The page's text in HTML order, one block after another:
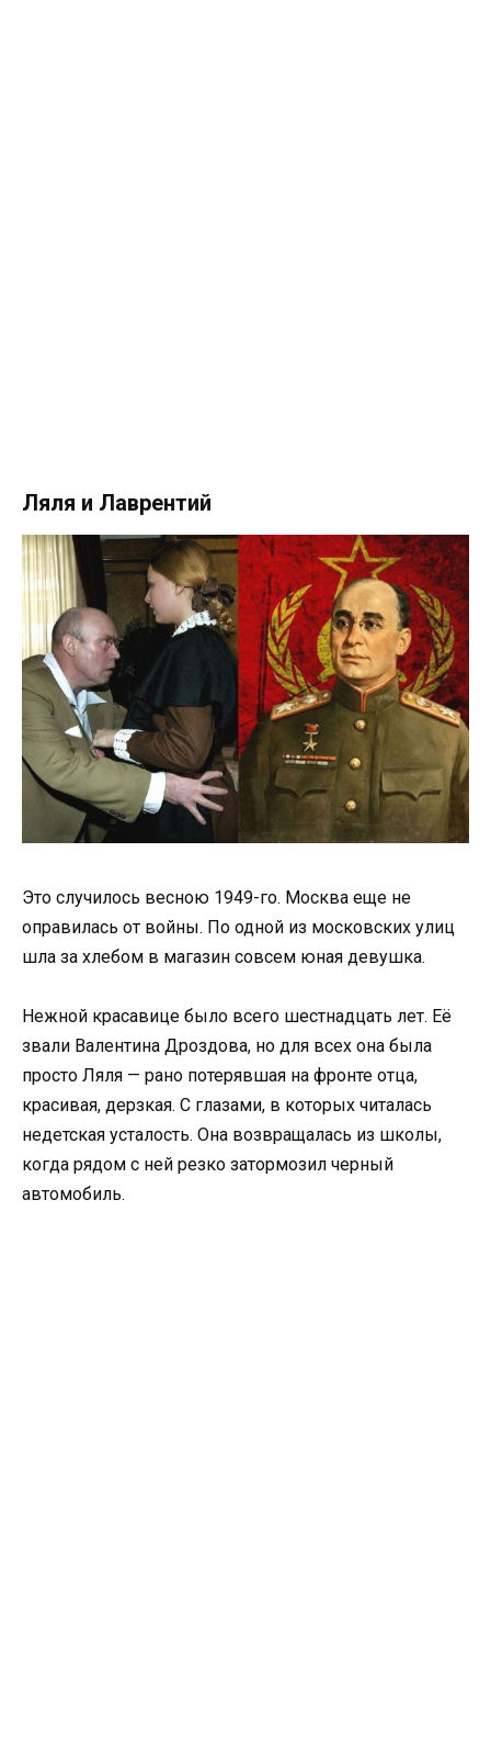
Ляля и Лаврентий
Это случилось весною 1949-го. Москва еще не
оправилась от войны. По одной из московских улиц
шла за хлебом в магазин совсем юная девушка.
Нежной красавице было всего шecтнадцать лет. Её
звали Валентина Дроздова, но для всех она была
просто Ляля — рано потерявшая на фронте отца,
красивая, дерзкая. С глазами, в которых читалась
недетская усталость. Она возвращалась из школы,
когда рядом с ней резко затормозил черный
автомобиль.